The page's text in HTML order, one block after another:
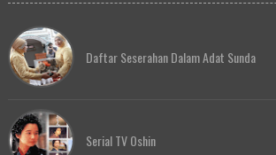
Daftar Seserahan Dalam Adat Sunda
Serial TV Oshin